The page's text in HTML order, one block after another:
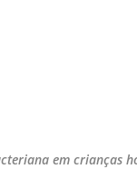
em crianças